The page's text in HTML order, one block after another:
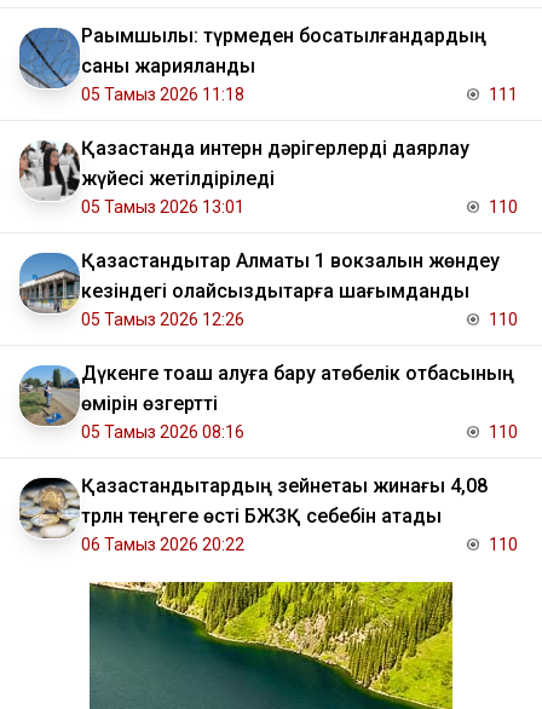
Рақымшылық: түрмеден босатылғандардың
саны жарияланды
05 Тамыз 2026 11:18 111
Қазақстанда интерн дәрігерлерді даярлау
жүйесі жетілдіріледі
05 Тамыз 2026 13:01 110
Қазақстандықтар Алматы 1 вокзалын жөндеу
кезіндегі қолайсыздықтарға шағымданды
05 Тамыз 2026 12:26 110
Дүкенге тоқаш алуға бару ақтөбелік отбасының
өмірін өзгертті
05 Тамыз 2026 08:16 110
Қазақстандықтардың зейнетақы жинағы 4,08
трлн теңгеге өсті БЖЗҚ себебін атады
06 Тамыз 2026 20:22 110